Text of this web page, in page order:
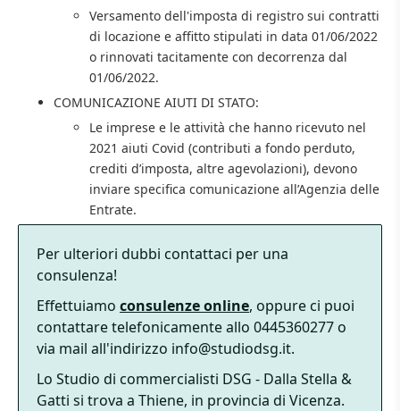
Versamento dell'imposta di registro sui contratti
di locazione e affitto stipulati in data 01/06/2022
o rinnovati tacitamente con decorrenza dal
01/06/2022.
COMUNICAZIONE AIUTI DI STATO:
Le imprese e le attività che hanno ricevuto nel
2021 aiuti Covid (contributi a fondo perduto,
crediti d’imposta, altre agevolazioni), devono
inviare specifica comunicazione all’Agenzia delle
Entrate.
Per ulteriori dubbi contattaci per una
consulenza!
Effettuiamo consulenze online, oppure ci puoi
contattare telefonicamente allo 0445360277 o
via mail all'indirizzo info@studiodsg.it.
Lo Studio di commercialisti DSG - Dalla Stella &
Gatti si trova a Thiene, in provincia di Vicenza.